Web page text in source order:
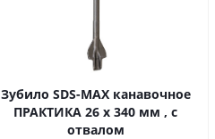
Зубило SDS-MAX канавочное
ПРАКТИКА 26 х 340 мм , с
отвалом